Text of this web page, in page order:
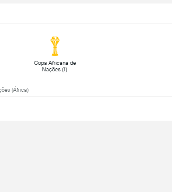
Copa Africana de
Nações (1)
(África)